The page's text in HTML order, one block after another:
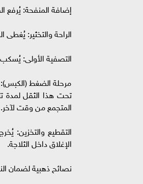
إضافة المنفحة: يُرفع
الراحة والتخثير: يُغطى القدر ويُترك جانباً
التصفية الأولى:
مرحلة الضغط
المتجمع من وقت لآخر.
التقطيع والتخزين:
الإغلاق داخل الثلاجة.
نصائح ذهبية لضمان